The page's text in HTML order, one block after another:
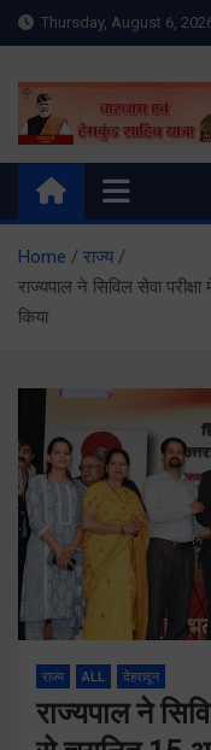
Skip
to
Thursday, August 6,
Meru
News |
meruraibar.com
Home
राज्य
राज्यपाल ने सिविल सेवा
किया
राज्य ALL देहरादून
राज्यपाल ने